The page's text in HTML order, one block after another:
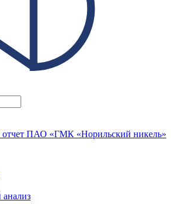
отчет ПАО «ГМК «Норильский никель»